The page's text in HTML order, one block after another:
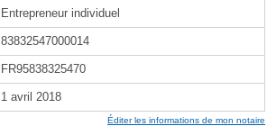
Entrepreneur individuel
83832547000014
FR95838325470
1 avril 2018
Éditer les informations de mon notaire